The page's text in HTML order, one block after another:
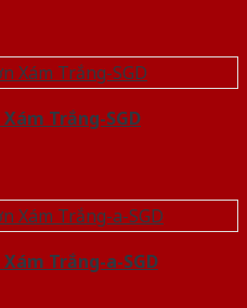
Xám Trắng-SGD
Xám Trắng-a-SGD